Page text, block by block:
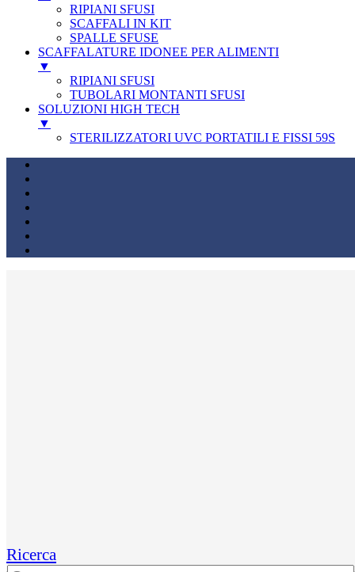
RIPIANI SFUSI
SCAFFALI IN KIT
SPALLE SFUSE
SCAFFALATURE IDONEE PER ALIMENTI
▼
RIPIANI SFUSI
TUBOLARI MONTANTI SFUSI
SOLUZIONI HIGH TECH
▼
STERILIZZATORI UVC PORTATILI E FISSI 59S
Ricerca